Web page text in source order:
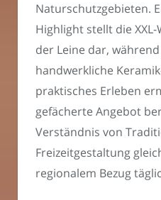
Naturschutzgebieten.
Highlight stellt die
der Leine dar,
handwerkliche
praktisches Erleben
gefächerte Angebot
Verständnis von
Freizeitgestaltung
regionalem Bezug